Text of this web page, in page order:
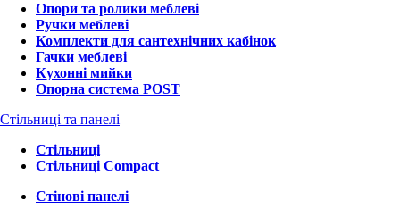
Опори та ролики меблеві
Ручки меблеві
Комплекти для сантехнічних кабінок
Гачки меблеві
Кухонні мийки
Опорна система POST
Стільниці та панелі
Стільниці
Стільниці Compact
Стінові панелі